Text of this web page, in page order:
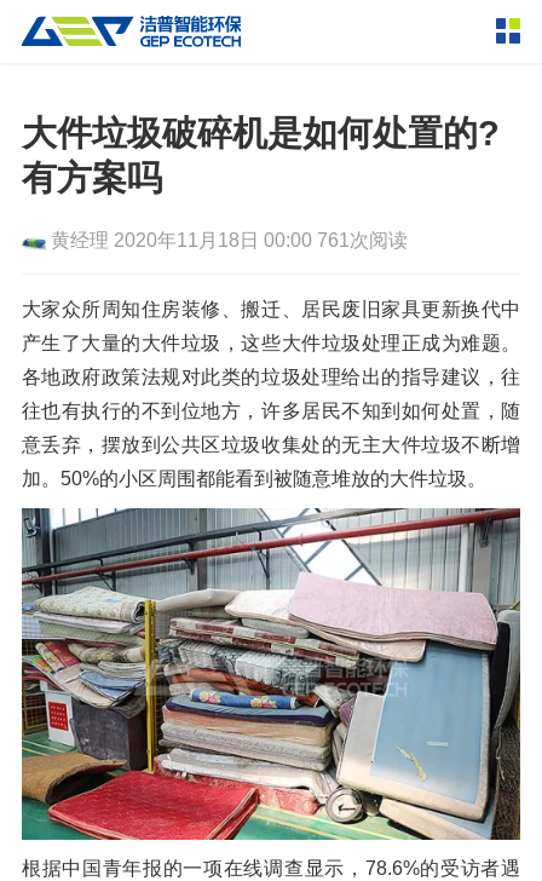
双轴撕碎机 单轴撕碎机
垃圾破袋机 移动式撕碎站
粉碎设备
环锤式粉碎机 鼓式粉碎机
轮胎钢丝分离机 通用型粉碎机
破碎设备
反击式破碎机 颚式破碎机
圆锥破碎机 立轴冲击式破碎机
重型锤式破碎机 移动式破碎站
挤压成型设备
RDF成型机 生物质颗粒机
液压打包机
成套机组
封闭式破碎系统 废轮胎热解系统
橡胶破胶机组
分选分离设备
风选机 滚筒筛
磁选机 涡电流分选机
脉冲除尘器 轮胎抽丝机
解决方案
服务支持
新闻资讯
走进洁普
联系我们
大件垃圾破碎机是如何处置的?
有方案吗
黄经理 2020年11月18日 00:00 761次阅读
大家众所周知住房装修、搬迁、居民废旧家具更新换代中
产生了大量的大件垃圾，这些大件垃圾处理正成为难题。
各地政府政策法规对此类的垃圾处理给出的指导建议，往
往也有执行的不到位地方，许多居民不知到如何处置，随
意丢弃，摆放到公共区垃圾收集处的无主大件垃圾不断增
加。50%的小区周围都能看到被随意堆放的大件垃圾。
根据中国青年报的一项在线调查显示，78.6%的受访者遇